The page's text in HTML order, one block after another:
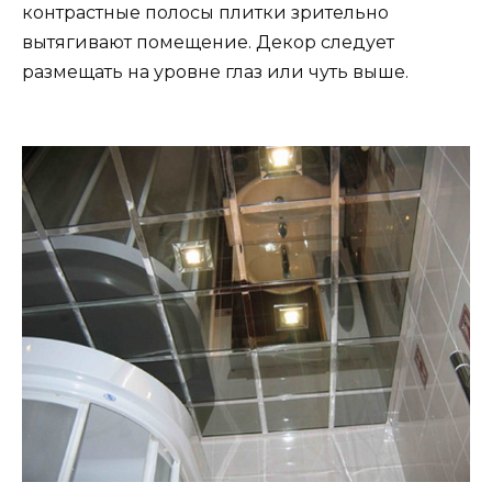
контрастные полосы плитки зрительно
вытягивают помещение. Декор следует
размещать на уровне глаз или чуть выше.